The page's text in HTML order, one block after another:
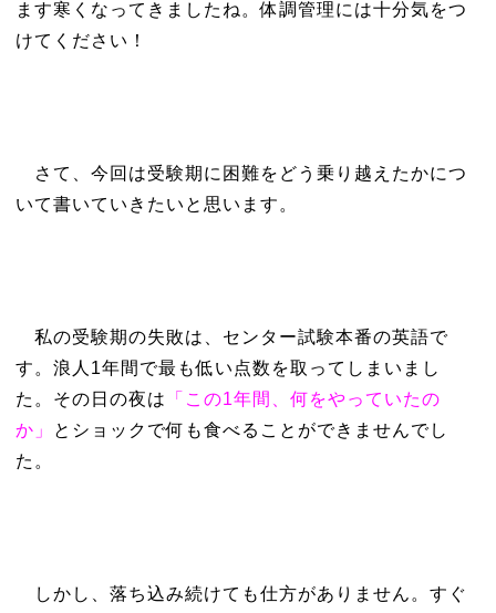
ます寒くなってきましたね。体調管理には十分気をつ
けてください！
さて、今回は受験期に困難をどう乗り越えたかにつ
いて書いていきたいと思います。
私の受験期の失敗は、センター試験本番の英語で
す。浪人1年間で最も低い点数を取ってしまいまし
た。その日の夜は
「この1年間、何をやっていたの
か」
とショックで何も食べることができませんでし
た。
しかし、落ち込み続けても仕方がありません。すぐ